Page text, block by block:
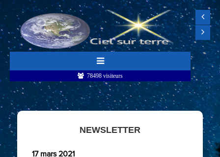
78498 visiteurs
NEWSLETTER
17 mars 2021